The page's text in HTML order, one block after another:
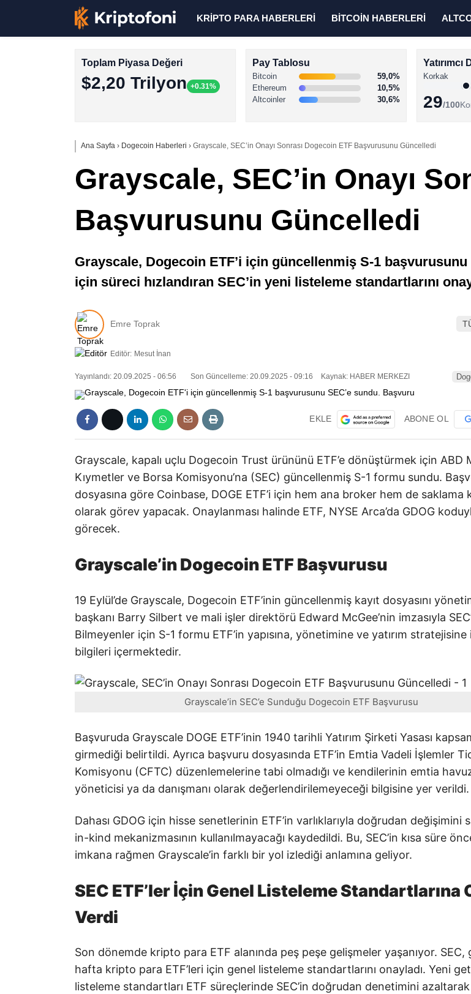
KRİPTO PARA HABERLERİ BİTCOİN HABERLERİ
Toplam Piyasa Değeri
$2,20 Trilyon +0.31%
Pay Tablosu
Bitcoin
59,0%
Ethereum
10,5%
Altcoinler
30,6%
Yatırımcı
Korkak
29/100
Ana Sayfa › Dogecoin Haberleri › Grayscale, SEC’in Onayı Sonrası Dogecoin ETF Başvurusunu Güncelledi
Grayscale, SEC’in Onayı
Başvurusunu Güncelledi
Grayscale, Dogecoin ETF’i için güncellenmiş S-1
için süreci hızlandıran SEC’in yeni listeleme standartlarını
Emre Toprak
Editör: Mesut İnan
Yayınlandı: 20.09.2025 - 06:56 Son Güncelleme: 20.09.2025 - 09:16 Kaynak: HABER MERKEZI
EKLE ABONE OL
Grayscale, kapalı uçlu Dogecoin Trust ürününü ETF’e dönüştürmek için ABD
Kıymetler ve Borsa Komisyonu’na (SEC) güncellenmiş S-1 formu sundu.
dosyasına göre Coinbase, DOGE ETF’i için hem ana broker hem de saklama
olarak görev yapacak. Onaylanması halinde ETF, NYSE Arca’da GDOG
görecek.
Grayscale’in Dogecoin ETF Başvurusu
19 Eylül’de Grayscale, Dogecoin ETF’inin güncellenmiş kayıt dosyasını
başkanı Barry Silbert ve mali işler direktörü Edward McGee’nin imzasıyla
Bilmeyenler için S-1 formu ETF’in yapısına, yönetimine ve yatırım stratejisine
bilgileri içermektedir.
Grayscale’in SEC’e Sunduğu Dogecoin ETF Başvurusu
Başvuruda Grayscale DOGE ETF’inin 1940 tarihli Yatırım Şirketi Yasası
girmediği belirtildi. Ayrıca başvuru dosyasında ETF’in Emtia Vadeli İşlemler
Komisyonu (CFTC) düzenlemelerine tabi olmadığı ve kendilerinin emtia
yöneticisi ya da danışmanı olarak değerlendirilemeyeceği bilgisine yer verildi.
Dahası GDOG için hisse senetlerinin ETF’in varlıklarıyla doğrudan değişimini
in-kind mekanizmasının kullanılmayacağı kaydedildi. Bu, SEC’in kısa süre
imkana rağmen Grayscale’in farklı bir yol izlediği anlamına geliyor.
SEC ETF’ler İçin Genel Listeleme Standartlarına
Verdi
Son dönemde kripto para ETF alanında peş peşe gelişmeler yaşanıyor. SEC,
hafta kripto para ETF’leri için genel listeleme standartlarını onayladı. Yeni
listeleme standartları ETF süreçlerinde SEC’in doğrudan denetimini